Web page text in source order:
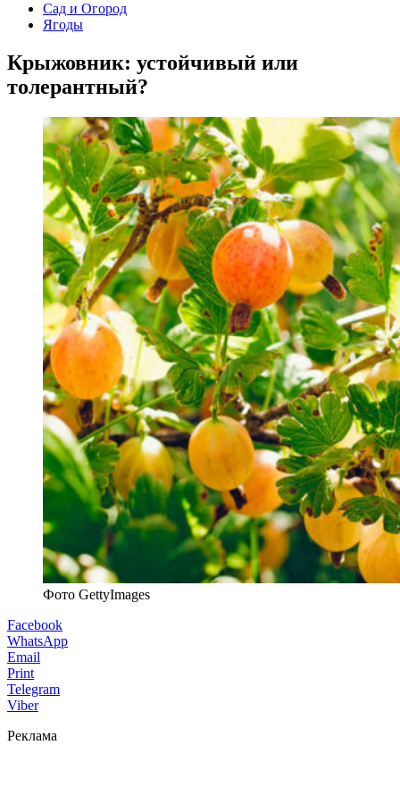
Сад и Огород
Ягоды
Крыжовник: устойчивый или
толерантный?
Фото GettyImages
Facebook
WhatsApp
Email
Print
Telegram
Viber
Реклама